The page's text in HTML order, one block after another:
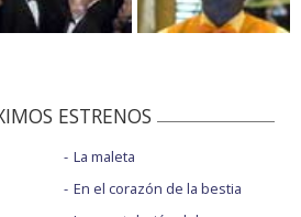
ESTRENOS
La maleta
En el corazón de la bestia